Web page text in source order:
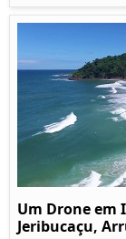
Um Drone em
Jeribucaçu,